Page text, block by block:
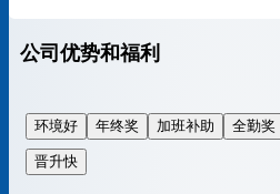
公司优势和福利
环境好 年终奖 加班补助 全勤奖
晋升快